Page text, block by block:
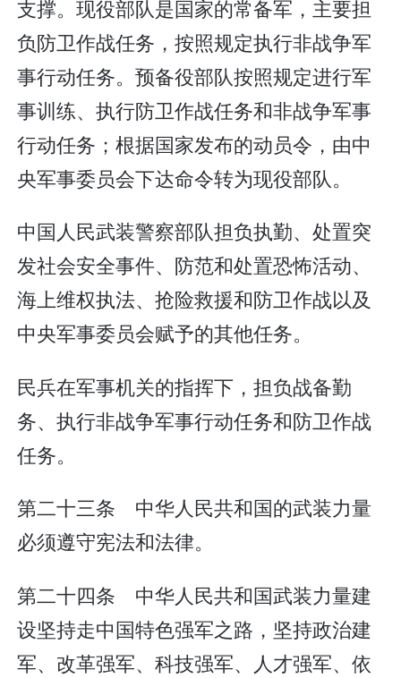
支撑。现役部队是国家的常备军，主要担
负防卫作战任务，按照规定执行非战争军
事行动任务。预备役部队按照规定进行军
事训练、执行防卫作战任务和非战争军事
行动任务；根据国家发布的动员令，由中
央军事委员会下达命令转为现役部队。
中国人民武装警察部队担负执勤、处置突
发社会安全事件、防范和处置恐怖活动、
海上维权执法、抢险救援和防卫作战以及
中央军事委员会赋予的其他任务。
民兵在军事机关的指挥下，担负战备勤
务、执行非战争军事行动任务和防卫作战
任务。
第二十三条 中华人民共和国的武装力量
必须遵守宪法和法律。
第二十四条 中华人民共和国武装力量建
设坚持走中国特色强军之路，坚持政治建
军、改革强军、科技强军、人才强军、依